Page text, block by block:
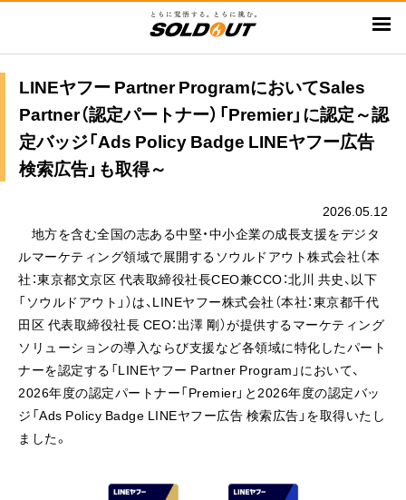
ン
LINEヤフー Partner ProgramにおいてSales
Partner（認定パートナー）「Premier」に認定～認
定バッジ「Ads Policy Badge LINEヤフー広告
検索広告」も取得～
2026.05.12
地方を含む全国の志ある中堅・中小企業の成長支援をデジタ
ルマーケティング領域で展開するソウルドアウト株式会社（本
社：東京都文京区 代表取締役社長CEO兼CCO：北川 共史、以下
「ソウルドアウト」）は、LINEヤフー株式会社（本社：東京都千代
田区 代表取締役社長 CEO：出澤 剛）が提供するマーケティング
ソリューションの導入ならび支援など各領域に特化したパート
ナーを認定する「LINEヤフー Partner Program」において、
2026年度の認定パートナー「Premier」と2026年度の認定バッ
ジ「Ads Policy Badge LINEヤフー広告 検索広告」を取得いたし
ました。